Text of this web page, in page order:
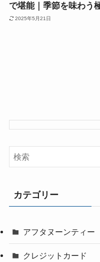
で堪能｜季節を味わう
2025年5月21日
カテゴリー
アフタヌーンティー
クレジットカード